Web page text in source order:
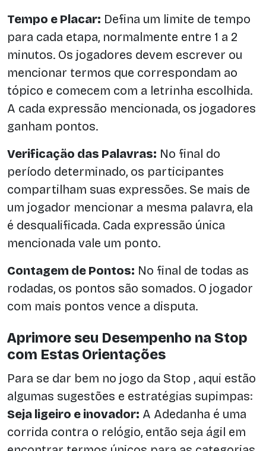
Tempo e Placar: Defina um limite de tempo
para cada etapa, normalmente entre 1 a 2
minutos. Os jogadores devem escrever ou
mencionar termos que correspondam ao
tópico e comecem com a letrinha escolhida.
A cada expressão mencionada, os jogadores
ganham pontos.
Verificação das Palavras: No final do
período determinado, os participantes
compartilham suas expressões. Se mais de
um jogador mencionar a mesma palavra, ela
é desqualificada. Cada expressão única
mencionada vale um ponto.
Contagem de Pontos: No final de todas as
rodadas, os pontos são somados. O jogador
com mais pontos vence a disputa.
Aprimore seu Desempenho na Stop
com Estas Orientações
Para se dar bem no jogo da Stop , aqui estão
algumas sugestões e estratégias supimpas:
Seja ligeiro e inovador: A Adedanha é uma
corrida contra o relógio, então seja ágil em